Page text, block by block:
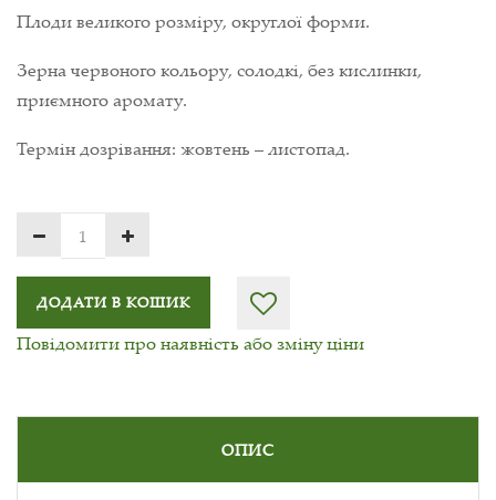
Плоди великого розміру, округлої форми.
Зерна червоного кольору, солодкі, без кислинки,
приємного аромату.
Термін дозрівання: жовтень – листопад.
ДОДАТИ В КОШИК
Повідомити про наявність або зміну ціни
ОПИС